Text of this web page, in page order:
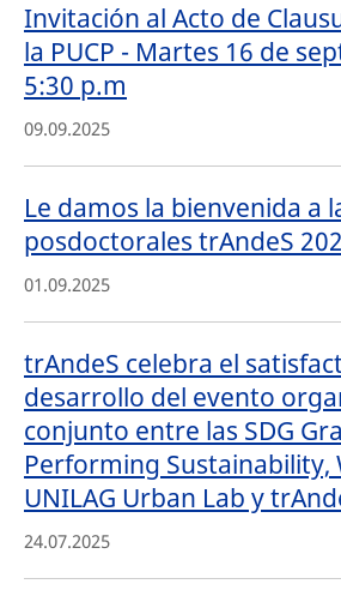
Invitación al Acto de
la PUCP - Martes 16 de
5:30 p.m
09.09.2025
Le damos la bienvenida a
posdoctorales trAndeS
01.09.2025
trAndeS celebra el
desarrollo del evento
conjunto entre las SDG
Performing Sustainability,
UNILAG Urban Lab y
24.07.2025